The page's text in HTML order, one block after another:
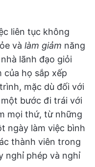
liên tục không
và làm giảm năng
lãnh đạo giỏi
họ sắp xếp
mặc dù đối với
bước đi trái với
mọi thứ, từ những
ngày làm việc bình
thành viên trong
nghỉ phép và nghỉ